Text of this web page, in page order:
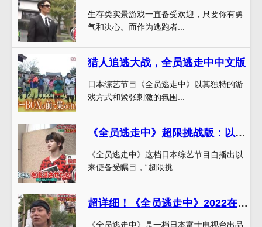
生存类实景游戏一直备受欢迎，只要你有勇
气和决心。而作为逃跑者...
猎人追逃大战，全员逃走中中文版
日本综艺节目《全员逃走中》以其独特的游
戏方式和紧张刺激的氛围...
《全员逃走中》超限挑战版：以猎人一号命名，看谁能逃离现场？
《全员逃走中》这档日本综艺节目自播出以
来便备受瞩目，“超限挑...
超详细！《全员逃走中》2022在哪可以看完全攻略
《全员逃走中》是一档日本富士电视台出品